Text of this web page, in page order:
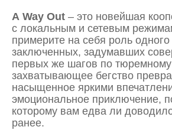
A Way Out – это новейшая
с локальным и сетевым
примерите на себя роль одного
заключенных, задумавших
первых же шагов по
захватывающее бегство
насыщенное яркими
эмоциональное приключение,
которому вам едва ли
ранее.